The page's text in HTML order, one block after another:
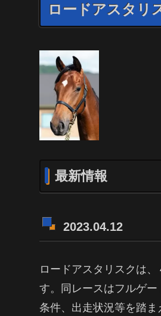
ロードアスタリ
最新情報
2023.04.12
ロードアスタリスクは
す。同レースはフルゲー
条件、出走状況等を踏